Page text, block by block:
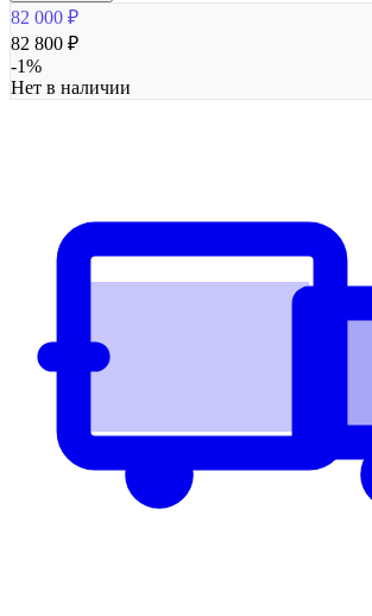
82 000 ₽
82 800 ₽
-1%
Нет в наличии